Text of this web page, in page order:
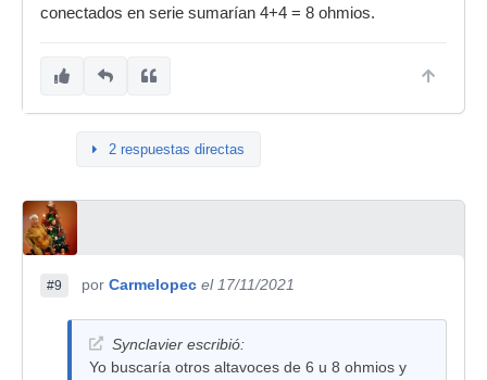
conectados en serie sumarían 4+4 = 8 ohmios.
2 respuestas directas
#9 por Carmelopec el 17/11/2021
Synclavier escribió:
Yo buscaría otros altavoces de 6 u 8 ohmios y